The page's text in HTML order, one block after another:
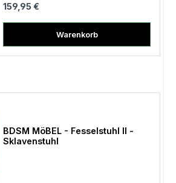
Regulärer Preis:
159,95 €
Warenkorb
BDSM MöBEL - Fesselstuhl II -
Sklavenstuhl